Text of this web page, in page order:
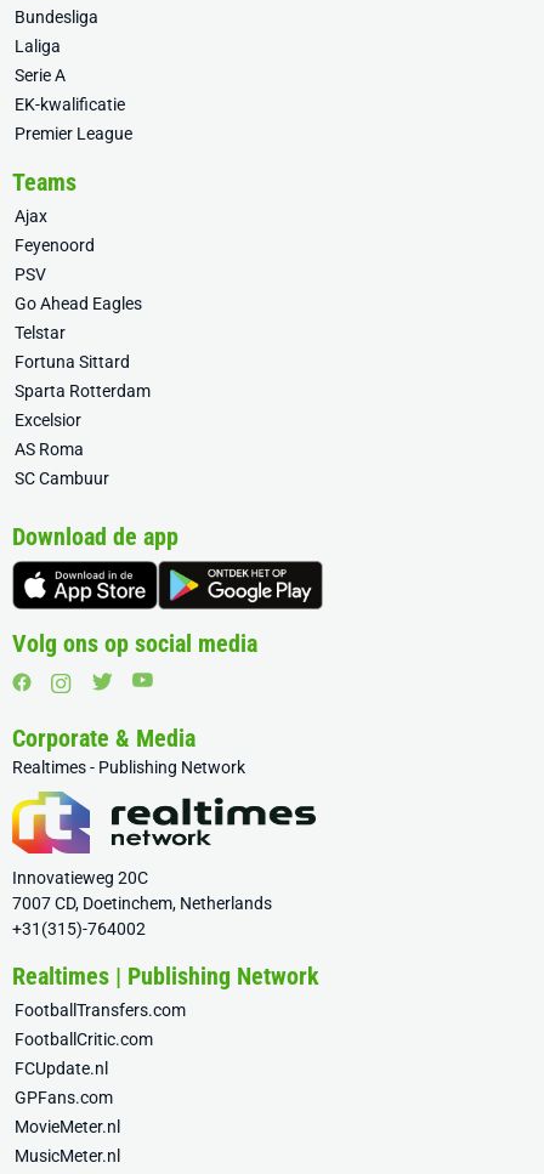
Bundesliga
Laliga
Serie A
EK-kwalificatie
Premier League
Teams
Ajax
Feyenoord
PSV
Go Ahead Eagles
Telstar
Fortuna Sittard
Sparta Rotterdam
Excelsior
AS Roma
SC Cambuur
Download de app
Volg ons op social media
Corporate & Media
Realtimes - Publishing Network
Innovatieweg 20C
7007 CD, Doetinchem, Netherlands
+31(315)-764002
Realtimes | Publishing Network
FootballTransfers.com
FootballCritic.com
FCUpdate.nl
GPFans.com
MovieMeter.nl
MusicMeter.nl